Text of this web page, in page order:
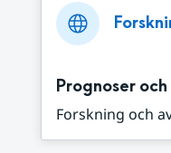
Prognoser
Forskning och